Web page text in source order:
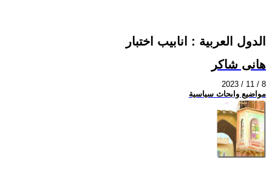
الدول العربية : انابيب اختبار
هانى شاكر
2023 / 11 / 8
مواضيع وابحاث سياسية